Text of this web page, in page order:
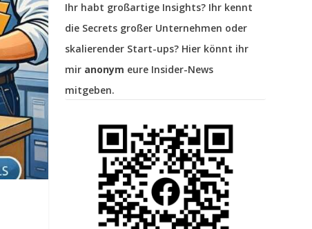
Ihr habt großartige Insights? Ihr kennt
die Secrets großer Unternehmen oder
skalierender Start-ups? Hier könnt ihr
mir anonym eure Insider-News
mitgeben.